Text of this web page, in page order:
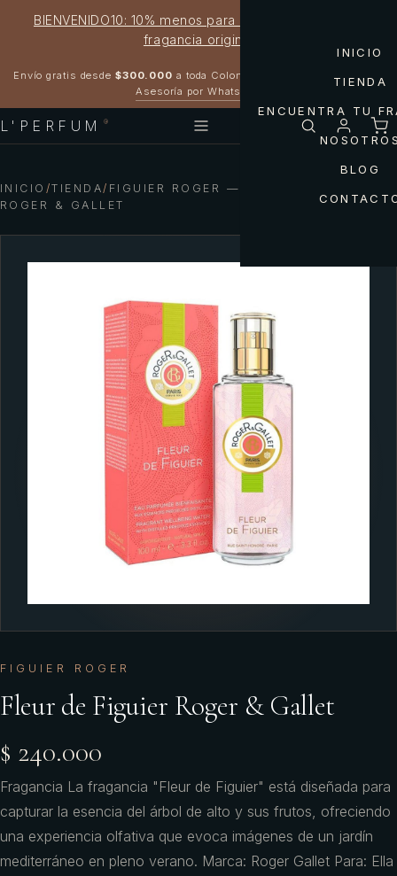
BIENVENIDO10: 10% menos para estrenar tu próxima
fragancia original
Envío gratis desde $300.000 a toda Colombia
Asesoría por WhatsApp
L'PERFUM ®
INICIO
TIENDA
ENCUENTRA TU
BLOG
INICIO /TIENDA/ FIGUIER ROGER — FLEUR DE FIGUIER
ROGER & GALLET
FIGUIER ROGER
Fleur de Figuier Roger & Gallet
$ 240.000
Fragancia La fragancia "Fleur de Figuier" está diseñada para
capturar la esencia del árbol de alto y sus frutos, ofreciendo
una experiencia olfativa que evoca imágenes de un jardín
mediterráneo en pleno verano. Marca: Roger Gallet Para: Ella